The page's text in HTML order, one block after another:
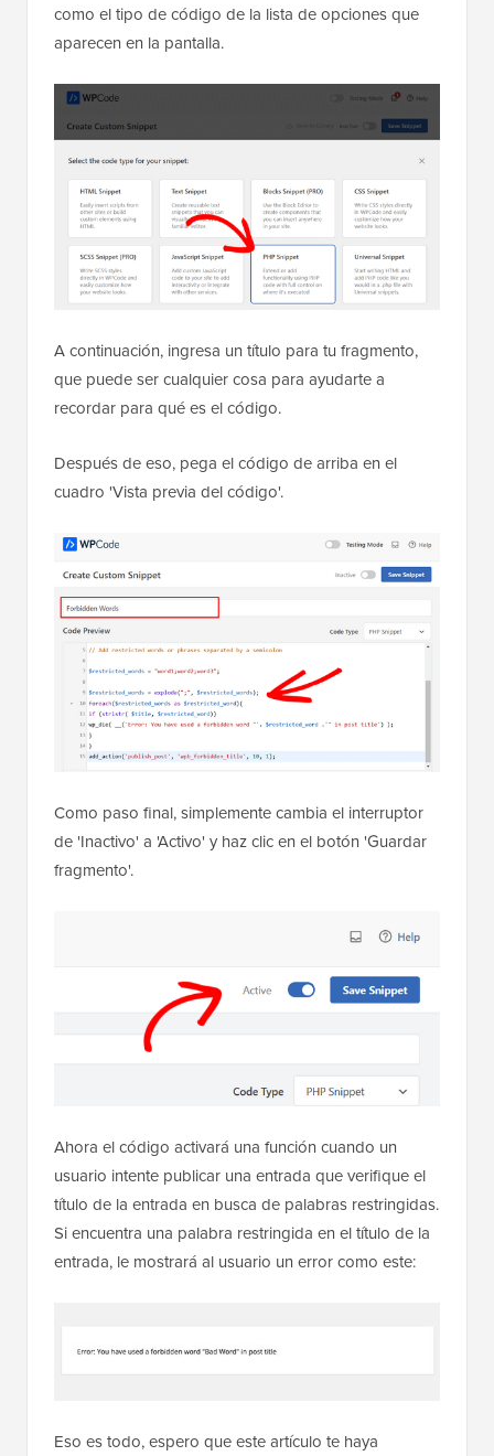
como el tipo de código de la lista de opciones que
aparecen en la pantalla.
A continuación, ingresa un título para tu fragmento,
que puede ser cualquier cosa para ayudarte a
recordar para qué es el código.
Después de eso, pega el código de arriba en el
cuadro 'Vista previa del código'.
Como paso final, simplemente cambia el interruptor
de 'Inactivo' a 'Activo' y haz clic en el botón 'Guardar
fragmento'.
Ahora el código activará una función cuando un
usuario intente publicar una entrada que verifique el
título de la entrada en busca de palabras restringidas.
Si encuentra una palabra restringida en el título de la
entrada, le mostrará al usuario un error como este:
Eso es todo, espero que este artículo te haya